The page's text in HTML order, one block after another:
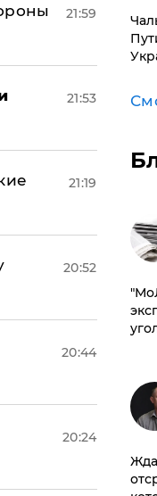
21:59
21:53
21:19
20:52
20:44
20:24